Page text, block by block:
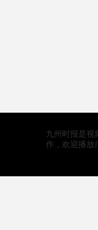
九州时报是视
作，欢迎播放